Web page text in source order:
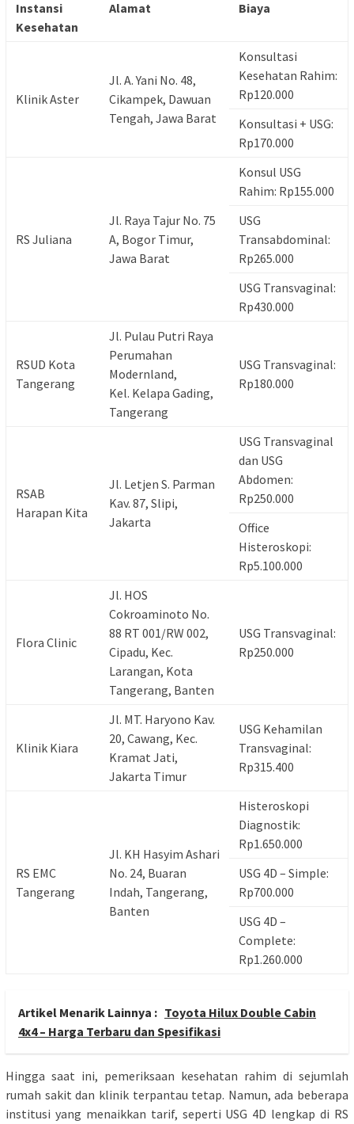
Instansi
Kesehatan
Alamat Biaya
Klinik Aster
Jl. A. Yani No. 48,
Cikampek, Dawuan
Tengah, Jawa Barat
Konsultasi
Kesehatan Rahim:
Rp120.000
Konsultasi + USG:
Rp170.000
RS Juliana
Jl. Raya Tajur No. 75
A, Bogor Timur,
Jawa Barat
Konsul USG
Rahim: Rp155.000
USG
Transabdominal:
Rp265.000
USG Transvaginal:
Rp430.000
RSUD Kota
Tangerang
Jl. Pulau Putri Raya
Perumahan
Modernland,
Kel. Kelapa Gading,
Tangerang
USG Transvaginal:
Rp180.000
RSAB
Harapan Kita
Jl. Letjen S. Parman
Kav. 87, Slipi,
Jakarta
USG Transvaginal
dan USG
Abdomen:
Rp250.000
Office
Histeroskopi:
Rp5.100.000
Flora Clinic
Jl. HOS
Cokroaminoto No.
88 RT 001/RW 002,
Cipadu, Kec.
Larangan, Kota
Tangerang, Banten
USG Transvaginal:
Rp250.000
Klinik Kiara
Jl. MT. Haryono Kav.
20, Cawang, Kec.
Kramat Jati,
Jakarta Timur
USG Kehamilan
Transvaginal:
Rp315.400
RS EMC
Tangerang
Jl. KH Hasyim Ashari
No. 24, Buaran
Indah, Tangerang,
Banten
Histeroskopi
Diagnostik:
Rp1.650.000
USG 4D – Simple:
Rp700.000
USG 4D –
Complete:
Rp1.260.000
Artikel Menarik Lainnya : Toyota Hilux Double Cabin
4x4 – Harga Terbaru dan Spesifikasi
Hingga saat ini, pemeriksaan kesehatan rahim di sejumlah
rumah sakit dan klinik terpantau tetap. Namun, ada beberapa
institusi yang menaikkan tarif, seperti USG 4D lengkap di RS